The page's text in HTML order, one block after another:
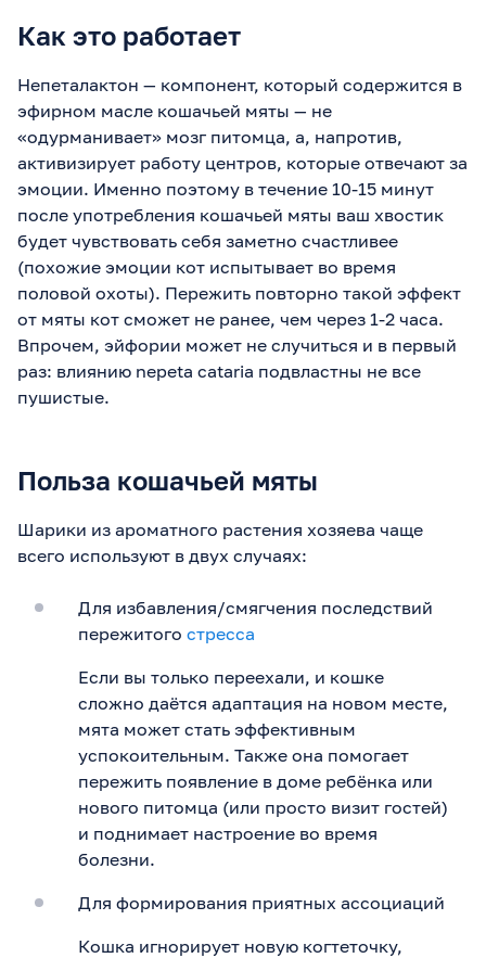
Как это работает
Непеталактон — компонент, который содержится в
эфирном масле кошачьей мяты — не
«одурманивает» мозг питомца, а, напротив,
активизирует работу центров, которые отвечают за
эмоции. Именно поэтому в течение 10-15 минут
после употребления кошачьей мяты ваш хвостик
будет чувствовать себя заметно счастливее
(похожие эмоции кот испытывает во время
половой охоты). Пережить повторно такой эффект
от мяты кот сможет не ранее, чем через 1-2 часа.
Впрочем, эйфории может не случиться и в первый
раз: влиянию nepeta cataria подвластны не все
пушистые.
Польза кошачьей мяты
Шарики из ароматного растения хозяева чаще
всего используют в двух случаях:
Для избавления/смягчения последствий
пережитого стресса
Если вы только переехали, и кошке
сложно даётся адаптация на новом месте,
мята может стать эффективным
успокоительным. Также она помогает
пережить появление в доме ребёнка или
нового питомца (или просто визит гостей)
и поднимает настроение во время
болезни.
Для формирования приятных ассоциаций
Кошка игнорирует новую когтеточку,